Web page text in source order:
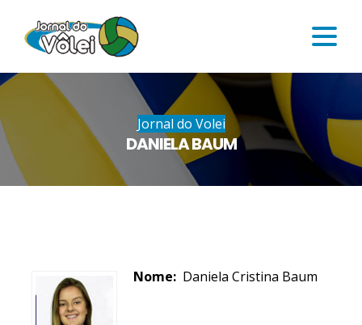
Jornal do Volei
DANIELA BAUM
Nome: Daniela Cristina Baum